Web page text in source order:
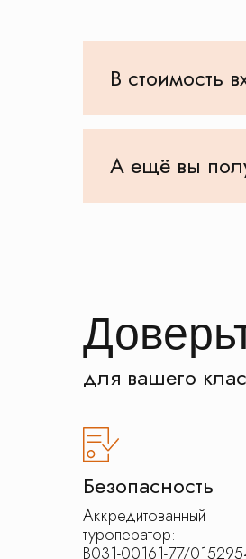
В стоимость
А ещё вы
Аккредитованный
туроператор:
В031-00161-77/
для вашего
Безопасность